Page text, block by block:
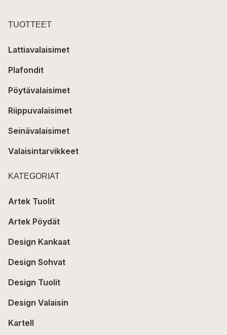
TUOTTEET
Lattiavalaisimet
Plafondit
Pöytävalaisimet
Riippuvalaisimet
Seinävalaisimet
Valaisintarvikkeet
KATEGORIAT
Artek Tuolit
Artek Pöydät
Design Kankaat
Design Sohvat
Design Tuolit
Design Valaisin
Kartell